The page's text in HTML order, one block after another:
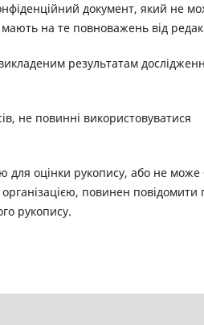
документ, який не
на те повноважень від
результатам
не повинні використовуватися
для оцінки рукопису, або не може
повинен повідомити
рукопису.